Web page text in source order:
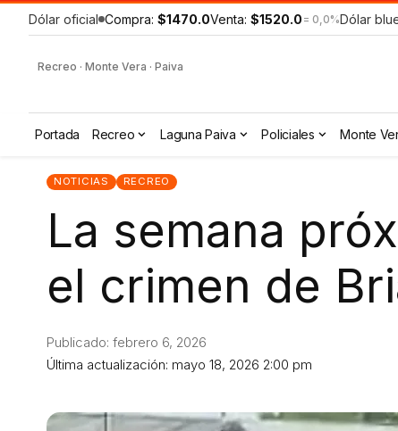
Dólar oficial Compra: $1470.0Venta: $1520.0 = 0,0%Dólar
Recreo · Monte Vera · Paiva
Portada Recreo Laguna Paiva Policiales Monte
NOTICIAS RECREO
La semana
el crimen de
Última actualización: mayo 18, 2026 2:00 pm
Publicado: febrero 6, 2026